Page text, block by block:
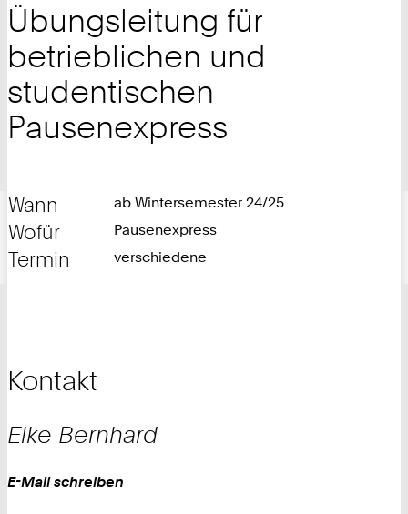
Übungsleitung für
betrieblichen und
studentischen
Pausenexpress
Wann ab Wintersemester 24/25
Wofür Pausenexpress
Termin verschiedene
Kontakt
Elke Bernhard
Work
E-Mail schreiben